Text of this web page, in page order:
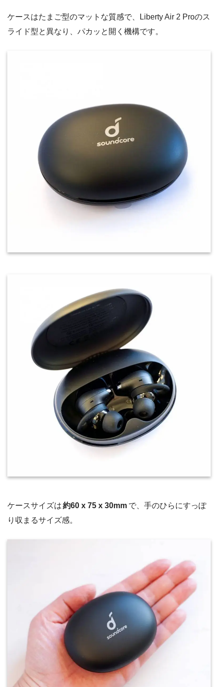
ケースはたまご型のマットな質感で、Liberty Air 2 Proのス
ライド型と異なり、パカッと開く機構です。
ケースサイズは約60 x 75 x 30mm で、手のひらにすっぽ
り収まるサイズ感。